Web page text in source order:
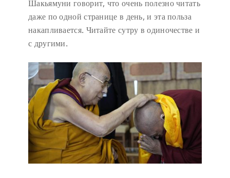
Шакьямуни говорит, что очень полезно читать
даже по одной странице в день, и эта польза
накапливается. Читайте сутру в одиночестве и
с другими.